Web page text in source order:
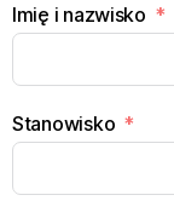
Imię i nazwisko
Stanowisko